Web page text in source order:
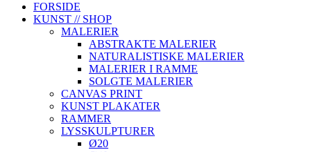
FORSIDE
KUNST // SHOP
MALERIER
ABSTRAKTE MALERIER
NATURALISTISKE MALERIER
MALERIER I RAMME
SOLGTE MALERIER
CANVAS PRINT
KUNST PLAKATER
RAMMER
LYSSKULPTURER
Ø20